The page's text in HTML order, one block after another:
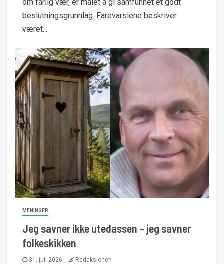
om farlig vær, er målet å gi samfunnet et godt
beslutningsgrunnlag. Farevarslene beskriver
været...
MENINGER
Jeg savner ikke utedassen – jeg savner
folkeskikken
31. juli 2026 Redaksjonen